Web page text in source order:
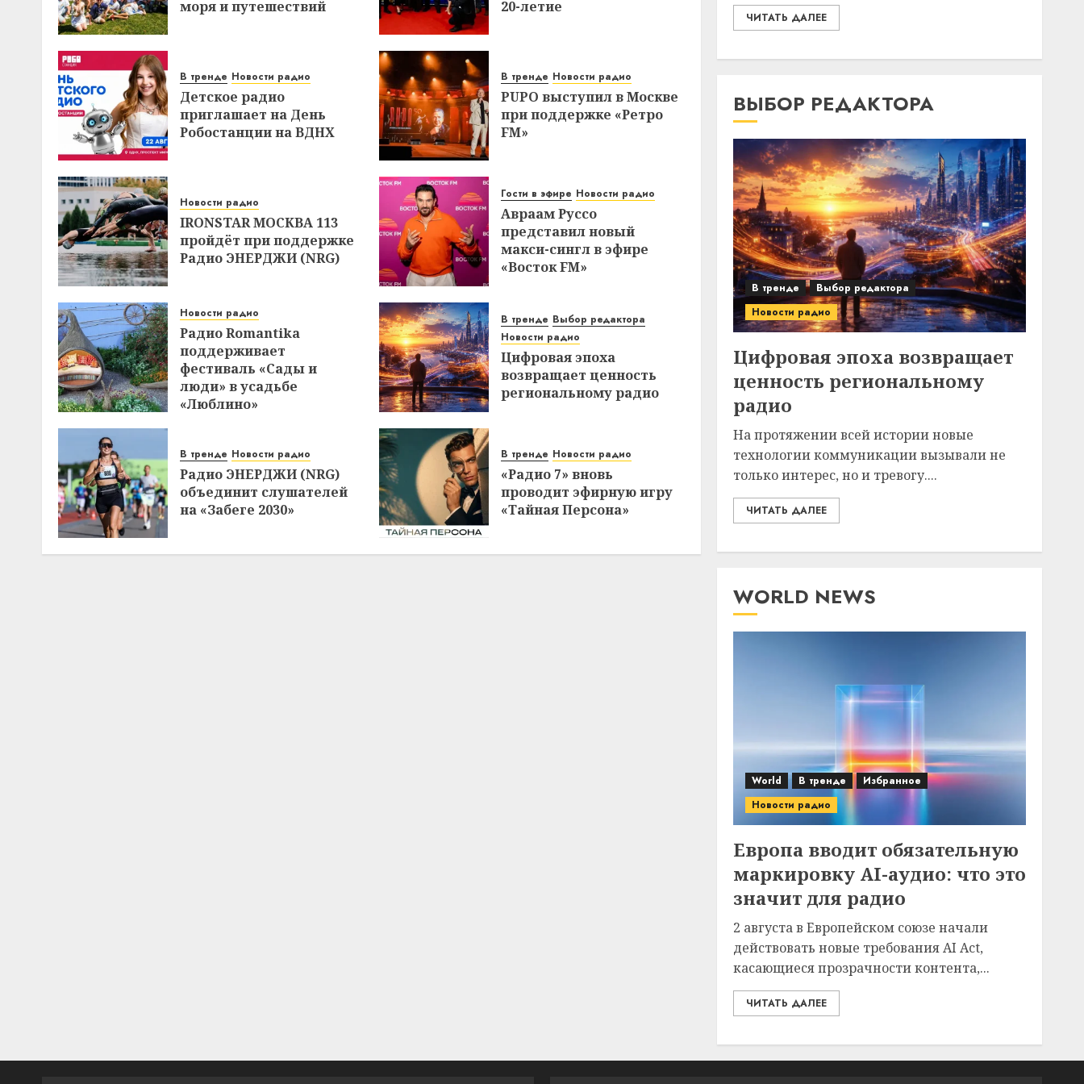
моря и путешествий
20-летие
В тренде Новости радио
Детское радио
приглашает на День
Робостанции на ВДНХ
В тренде Новости радио
PUPO выступил в Москве
при поддержке «Ретро
FM»
Новости радио
IRONSTAR МОСКВА 113
пройдёт при поддержке
Радио ЭНЕРДЖИ (NRG)
Гости в эфире Новости радио
Авраам Руссо
представил новый
макси-сингл в эфире
«Восток FM»
Новости радио
Радио Romantika
поддерживает
фестиваль «Сады и
люди» в усадьбе
«Люблино»
В тренде Выбор редактора
Новости радио
Цифровая эпоха
возвращает ценность
региональному радио
В тренде Новости радио
Радио ЭНЕРДЖИ (NRG)
объединит слушателей
на «Забеге 2030»
В тренде Новости радио
«Радио 7» вновь
проводит эфирную игру
«Тайная Персона»
ЧИТАТЬ ДАЛЕЕ
ВЫБОР РЕДАКТОРА
В тренде
Выбор редактора
Новости радио
Цифровая эпоха возвращает
ценность региональному
радио
На протяжении всей истории новые
технологии коммуникации вызывали не
только интерес, но и тревогу....
ЧИТАТЬ ДАЛЕЕ
WORLD NEWS
World В тренде
Избранное
Новости радио
Европа вводит обязательную
маркировку AI-аудио: что это
значит для радио
2 августа в Европейском союзе начали
действовать новые требования AI Act,
касающиеся прозрачности контента,...
ЧИТАТЬ ДАЛЕЕ